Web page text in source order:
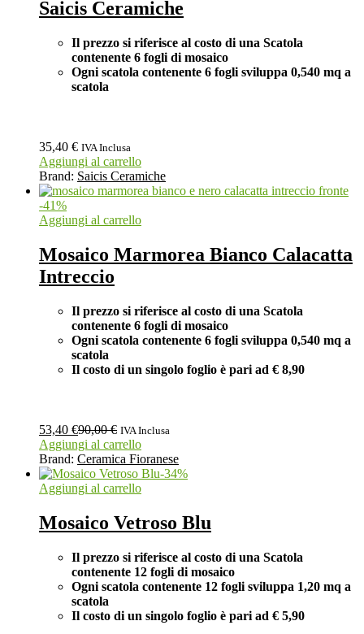
Saicis Ceramiche
Il prezzo si riferisce al costo di una Scatola
contenente 6 fogli di mosaico
Ogni scatola contenente 6 fogli sviluppa 0,540 mq a
scatola
35,40 € IVA Inclusa
Aggiungi al carrello
Brand: Saicis Ceramiche
-41%
Aggiungi al carrello
Mosaico Marmorea Bianco Calacatta
Intreccio
Il prezzo si riferisce al costo di una Scatola
contenente 6 fogli di mosaico
Ogni scatola contenente 6 fogli sviluppa 0,540 mq a
scatola
Il costo di un singolo foglio è pari ad € 8,90
53,40 €90,00€ IVA Inclusa
Aggiungi al carrello
Brand: Ceramica Fioranese
-34%
Aggiungi al carrello
Mosaico Vetroso Blu
Il prezzo si riferisce al costo di una Scatola
contenente 12 fogli di mosaico
Ogni scatola contenente 12 fogli sviluppa 1,20 mq a
scatola
Il costo di un singolo foglio è pari ad € 5,90